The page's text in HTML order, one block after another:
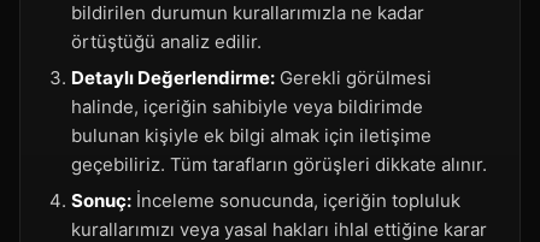
bildirilen durumun kurallarımızla ne kadar
örtüştüğü analiz edilir.
Detaylı Değerlendirme: Gerekli görülmesi
halinde, içeriğin sahibiyle veya bildirimde
bulunan kişiyle ek bilgi almak için iletişime
geçebiliriz. Tüm tarafların görüşleri dikkate alınır.
Sonuç: İnceleme sonucunda, içeriğin topluluk
kurallarımızı veya yasal hakları ihlal ettiğine karar